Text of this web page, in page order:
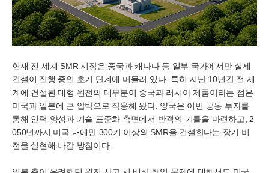
현재 전 세계 SMR 시장은 중국과 캐나다 등 일부 국가에서만 실제
건설이 진행 중인 초기 단계에 머물러 있다. 특히 지난 10년간 전 세
계에 건설된 대형 원전의 대부분이 중국과 러시아 제품이라는 점은
미국과 일본에 큰 압박으로 작용해 왔다. 양국은 이번 공동 투자를
통해 인력 양성과 기술 표준화 측면에서 반격의 기틀을 마련하고, 2
050년까지 미국 내에만 300기 이상의 SMR을 건설한다는 장기 비
전을 실현해 나갈 방침이다.